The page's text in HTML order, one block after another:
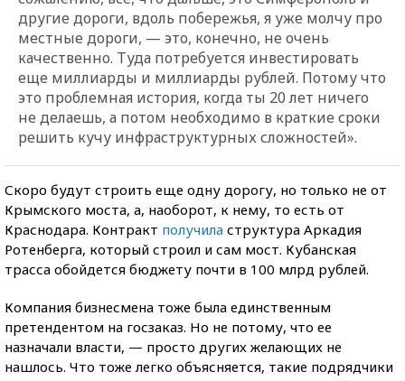
другие дороги, вдоль побережья, я уже молчу про
местные дороги, — это, конечно, не очень
качественно. Туда потребуется инвестировать
еще миллиарды и миллиарды рублей. Потому что
это проблемная история, когда ты 20 лет ничего
не делаешь, а потом необходимо в краткие сроки
решить кучу инфраструктурных сложностей».
Скоро будут строить еще одну дорогу, но только не от
Крымского моста, а, наоборот, к нему, то есть от
Краснодара. Контракт получила структура Аркадия
Ротенберга, который строил и сам мост. Кубанская
трасса обойдется бюджету почти в 100 млрд рублей.
Компания бизнесмена тоже была единственным
претендентом на госзаказ. Но не потому, что ее
назначали власти, — просто других желающих не
нашлось. Что тоже легко объясняется, такие подрядчики